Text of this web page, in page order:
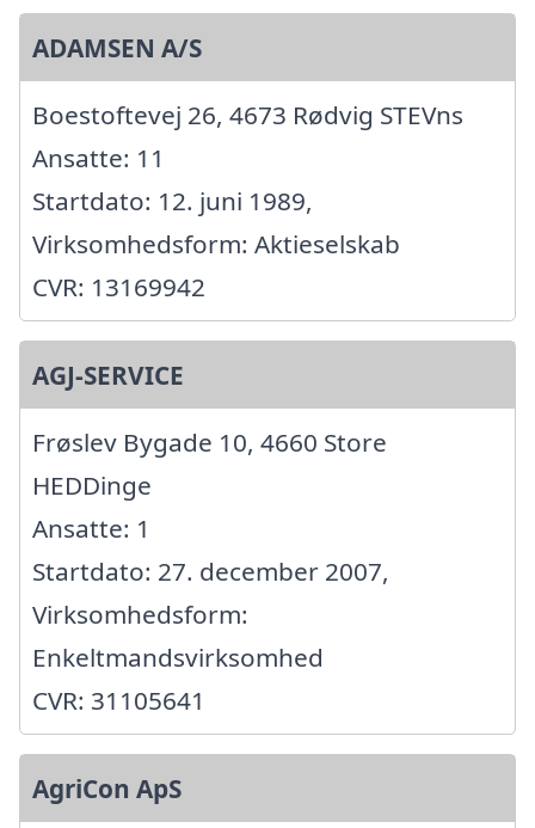
ADAMSEN A/S
Boestoftevej 26, 4673 Rødvig STEVns
Ansatte: 11
Startdato: 12. juni 1989,
Virksomhedsform: Aktieselskab
CVR: 13169942
AGJ-SERVICE
Frøslev Bygade 10, 4660 Store
HEDDinge
Ansatte: 1
Startdato: 27. december 2007,
Virksomhedsform:
Enkeltmandsvirksomhed
CVR: 31105641
AgriCon ApS